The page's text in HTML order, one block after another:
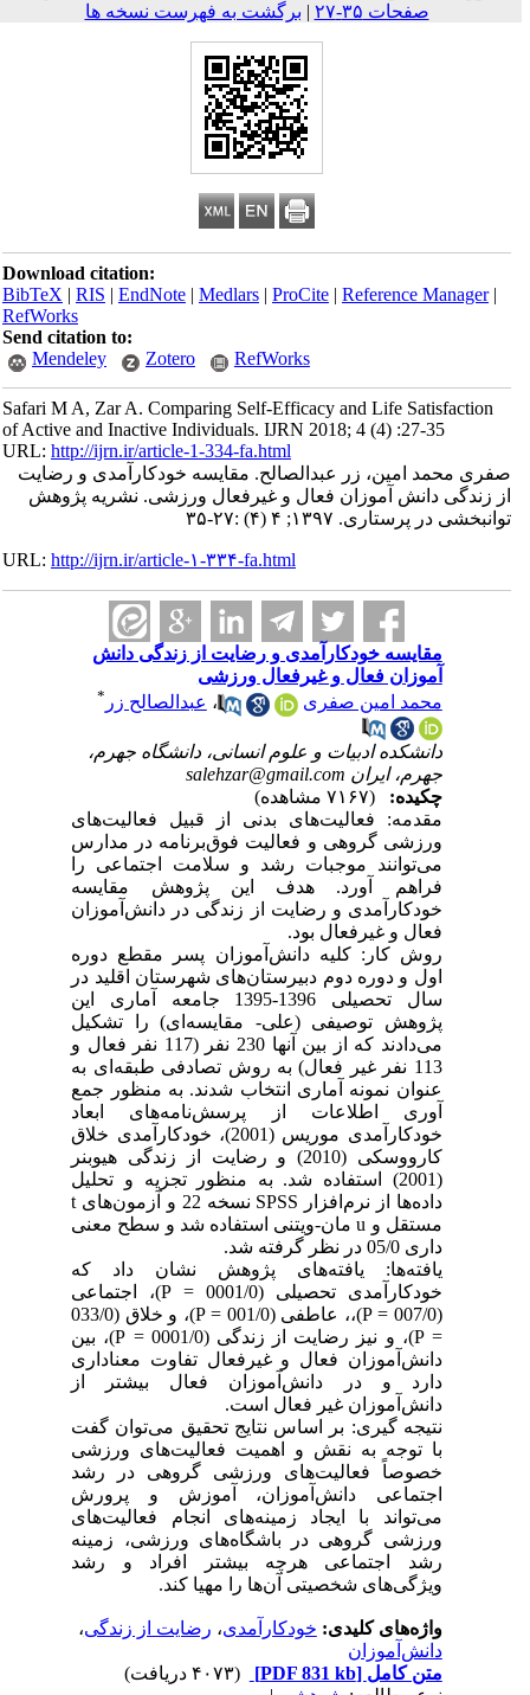
صفحات ۳۵-۲۷
|برگشت به فهرست نسخه ها
Download citation:
BibTeX|RIS|EndNote|Medlars|ProCite|Reference Manager
RefWorks
Send citation to:
Mendeley
Zotero RefWorks
Safari M A, Zar A. Comparing Self-Efficacy and Life Satisfaction
of Active and Inactive Individuals. IJRN 2018; 4 (4) :27-35
URL:http://ijrn.ir/article-1-334-fa.html
صفری محمد امین، زر عبدالصالح. مقایسه خودکارآمدی و رضایت
از زندگی دانش آموزان فعال و غیرفعال ورزشی. نشریه پژوهش
توانبخشی در پرستاری. ۱۳۹۷; ۴ (۴) :۲۷-۳۵
URL:http://ijrn.ir/article-۱-۳۳۴-fa.html
مقایسه خودکارآمدی و رضایت از زندگی دانش
آموزان فعال و غیرفعال ورزشی
محمد امین صفری
،عبدالصالح زر
دانشکده ادبیات و علوم انسانی، دانشگاه جهرم،
جهرم، ایران salehzar@gmail.com
چکیده:
مقدمه: فعالیت‌های بدنی از قبیل فعالیت‌های
ورزشی گروهی و فعالیت فوق‌برنامه در مدارس
می‌توانند موجبات رشد و سلامت اجتماعی را
فراهم آورد. هدف این پژوهش مقایسه
خودکارآمدی و رضایت از زندگی در دانش‌آموزان
فعال و غیرفعال بود.
روش کار: کلیه دانش‌آموزان پسر مقطع دوره
اول و دوره دوم دبیرستان‌های شهرستان اقلید در
سال تحصیلی 1396-1395 جامعه آماری این
پژوهش توصیفی (علی- مقایسه‌ای) را تشکیل
می‌دادند که از بین آنها 230 نفر (117 نفر فعال و
113 نفر غیر فعال) به روش تصادفی طبقه‌ای به
عنوان نمونه آماری انتخاب شدند. به منظور جمع
آوری اطلاعات از پرسش‌نامه‌های ابعاد
خودکارآمدی موریس (2001)، خودکارآمدی خلاق
کارووسکی (2010) و رضایت از زندگی هیوبنر
(2001) استفاده شد. به منظور تجزیه و تحلیل
داده‌ها از نرم‌افزار SPSS نسخه 22 و آزمون‌های t
مستقل و u مان-ویتنی استفاده شد و سطح معنی
داری 05/0 در نظر گرفته شد.
یافته‌ها: یافته‌های پژوهش نشان داد که
خودکارآمدی تحصیلی (0001/0 = P)، اجتماعی
(007/0 = P)،، عاطفی (001/0 = P)، و خلاق (033/0
= P)، و نیز رضایت از زندگی (0001/0 = P)، بین
دانش‌آموزان فعال و غیرفعال تفاوت معناداری
دارد و در دانش‌آموزان فعال بیشتر از
دانش‌آموزان غیر فعال است.
نتیجه گیری: بر اساس نتایج تحقیق می‌توان گفت
با توجه به نقش و اهمیت فعالیت‌های ورزشی
خصوصاً فعالیت‌های ورزشی گروهی در رشد
اجتماعی دانش‌آموزان، آموزش و پرورش
می‌تواند با ایجاد زمینه‌های انجام فعالیت‌های
ورزشی گروهی در باشگاه‌های ورزشی، زمینه
رشد اجتماعی هرچه بیشتر افراد و رشد
ویژگی‌های شخصیتی آن‌ها را مهیا کند.
واژه‌های کلیدی:خودکارآمدی،رضایت از زندگی،
دانش‌آموزان
متن کامل[PDF 831 kb]